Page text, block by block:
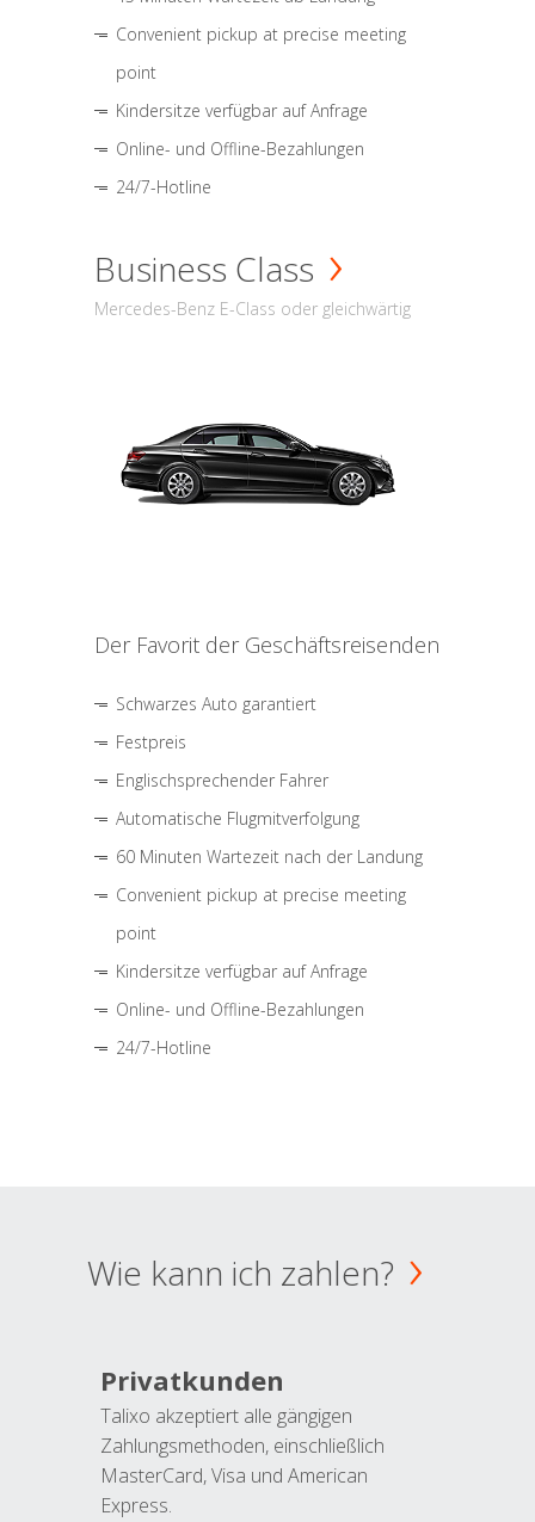
Convenient pickup at precise meeting
point
Kindersitze verfügbar auf Anfrage
Online- und Offline-Bezahlungen
24/7-Hotline
Business Class
Mercedes-Benz E-Class oder gleichwärtig
Der Favorit der Geschäftsreisenden
Schwarzes Auto garantiert
Festpreis
Englischsprechender Fahrer
Automatische Flugmitverfolgung
60 Minuten Wartezeit nach der Landung
Convenient pickup at precise meeting
point
Kindersitze verfügbar auf Anfrage
Online- und Offline-Bezahlungen
24/7-Hotline
Wie kann ich zahlen?
Privatkunden
Talixo akzeptiert alle gängigen
Zahlungsmethoden, einschließlich
MasterCard, Visa und American
Express.